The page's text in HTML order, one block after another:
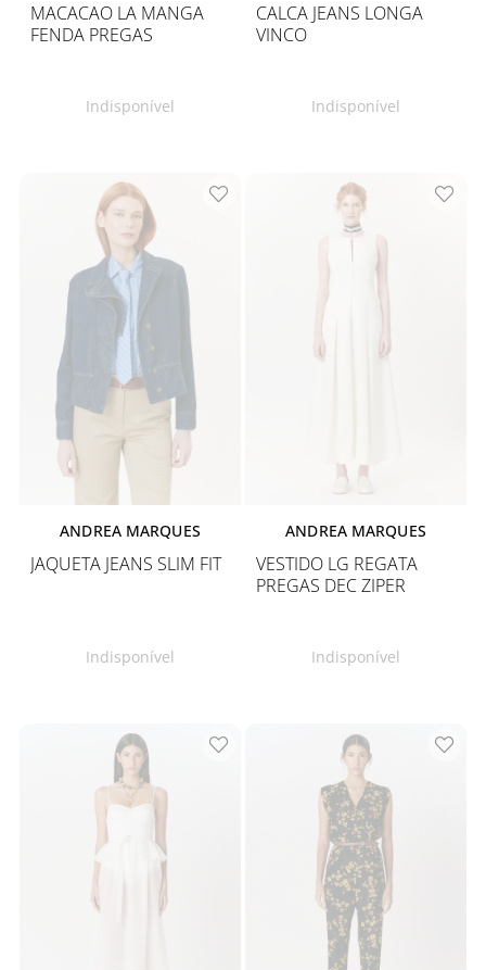
MACACAO LA MANGA
FENDA PREGAS
Indisponível
CALCA JEANS LONGA
VINCO
Indisponível
ANDREA MARQUES
JAQUETA JEANS SLIM FIT
Indisponível
ANDREA MARQUES
VESTIDO LG REGATA
PREGAS DEC ZIPER
Indisponível